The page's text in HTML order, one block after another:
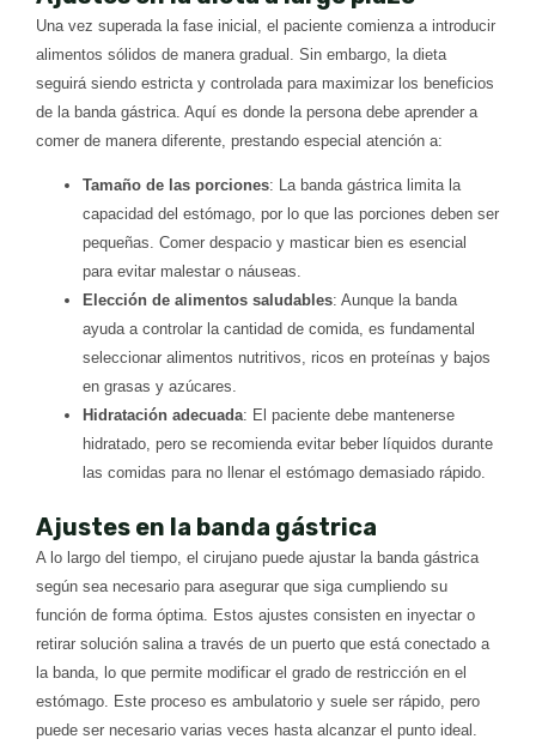
Una vez superada la fase inicial, el paciente comienza a introducir
alimentos sólidos de manera gradual. Sin embargo, la dieta
seguirá siendo estricta y controlada para maximizar los beneficios
de la banda gástrica. Aquí es donde la persona debe aprender a
comer de manera diferente, prestando especial atención a:
Tamaño de las porciones: La banda gástrica limita la
capacidad del estómago, por lo que las porciones deben ser
pequeñas. Comer despacio y masticar bien es esencial
para evitar malestar o náuseas.
Elección de alimentos saludables: Aunque la banda
ayuda a controlar la cantidad de comida, es fundamental
seleccionar alimentos nutritivos, ricos en proteínas y bajos
en grasas y azúcares.
Hidratación adecuada: El paciente debe mantenerse
hidratado, pero se recomienda evitar beber líquidos durante
las comidas para no llenar el estómago demasiado rápido.
Ajustes en la banda gástrica
A lo largo del tiempo, el cirujano puede ajustar la banda gástrica
según sea necesario para asegurar que siga cumpliendo su
función de forma óptima. Estos ajustes consisten en inyectar o
retirar solución salina a través de un puerto que está conectado a
la banda, lo que permite modificar el grado de restricción en el
estómago. Este proceso es ambulatorio y suele ser rápido, pero
puede ser necesario varias veces hasta alcanzar el punto ideal.